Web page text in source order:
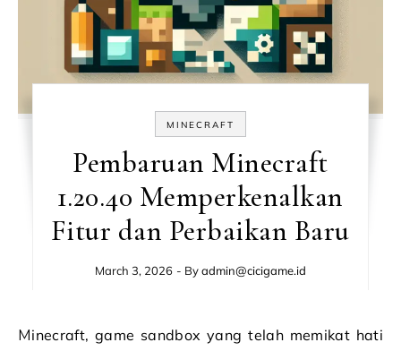
MINECRAFT
Pembaruan Minecraft
1.20.40 Memperkenalkan
Fitur dan Perbaikan Baru
March 3, 2026 - Byadmin@cicigame.id
Minecraft, game sandbox yang telah memikat hati